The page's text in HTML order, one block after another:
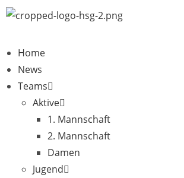
Home
News
Teams
Aktive
1. Mannschaft
2. Mannschaft
Damen
Jugend